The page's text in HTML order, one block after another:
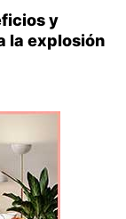
y
la explosión